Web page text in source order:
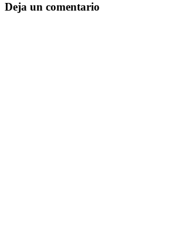
Deja un comentario